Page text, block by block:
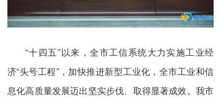
“十四五”以来，全市工信系统大力实施工业经
济“头号工程”，加快推进新型工业化，全市工业和信
息化高质量发展迈出坚实步伐、取得显著成效。我市